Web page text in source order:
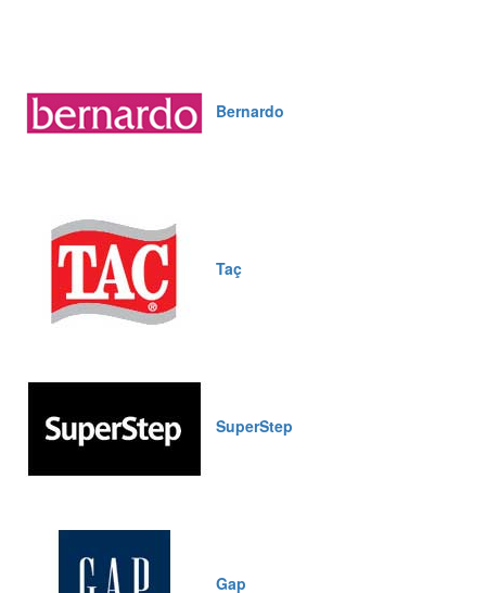
Bernardo
Taç
SuperStep
Gap